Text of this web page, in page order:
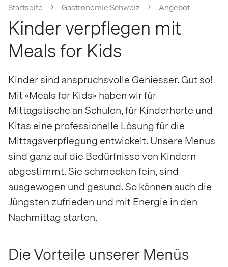
Startseite Gastronomie Schweiz Angebot
Kinder verpflegen mit
Meals for Kids
Kinder sind anspruchsvolle Geniesser. Gut so!
Mit «Meals for Kids» haben wir für
Mittagstische an Schulen, für Kinderhorte und
Kitas eine professionelle Lösung für die
Mittagsverpflegung entwickelt. Unsere Menus
sind ganz auf die Bedürfnisse von Kindern
abgestimmt. Sie schmecken fein, sind
ausgewogen und gesund. So können auch die
Jüngsten zufrieden und mit Energie in den
Nachmittag starten.
Die Vorteile unserer Menüs